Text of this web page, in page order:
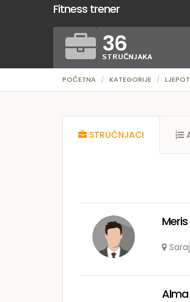
POČETNA KATEGORIJE
Fitness trener
36
STRUČNJAKA
STRUČNJACI
Meris
Alma